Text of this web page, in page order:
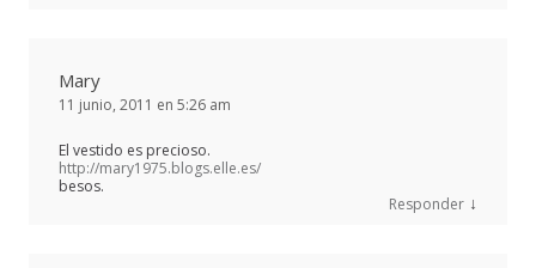
Mary
11 junio, 2011 en 5:26 am
El vestido es precioso.
http://mary1975.blogs.elle.es/
besos.
Responder ↓